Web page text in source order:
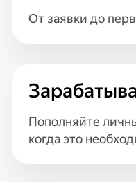
От заявки до
Пополняйте
когда это